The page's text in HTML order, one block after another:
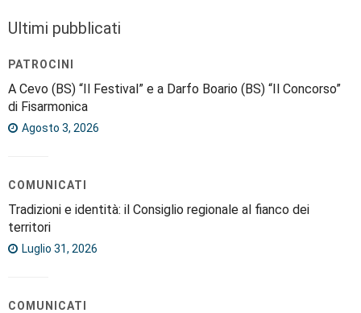
Ultimi pubblicati
PATROCINI
A Cevo (BS) “Il Festival” e a Darfo Boario (BS) “Il Concorso”
di Fisarmonica
Agosto 3, 2026
COMUNICATI
Tradizioni e identità: il Consiglio regionale al fianco dei
territori
Luglio 31, 2026
COMUNICATI